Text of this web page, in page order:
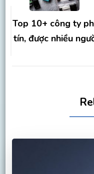
Top 10+ công ty
tín, được nhiều